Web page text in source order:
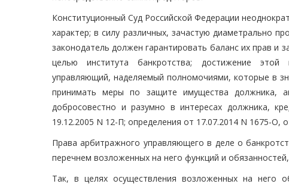
Конституционный Суд Российской Федерации
характер; в силу различных, зачастую диаметрально
законодатель должен гарантировать баланс их прав и
целью института банкротства; достижение этой
управляющий, наделяемый полномочиями, которые в
принимать меры по защите имущества должника,
добросовестно и разумно в интересах должника,
19.12.2005 N 12-П; определения от 17.07.2014 N 1675-О,
Права арбитражного управляющего в деле о
перечнем возложенных на него функций и
Так, в целях осуществления возложенных на него